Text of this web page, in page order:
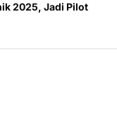
2025, Jadi Pilot